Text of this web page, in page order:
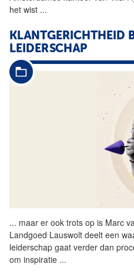
het wist ...
KLANTGERICHTHEID
LEIDERSCHAP
... maar er ook trots op is Marc
Landgoed Lauswolt deelt een
leiderschap gaat verder dan
om inspiratie ...